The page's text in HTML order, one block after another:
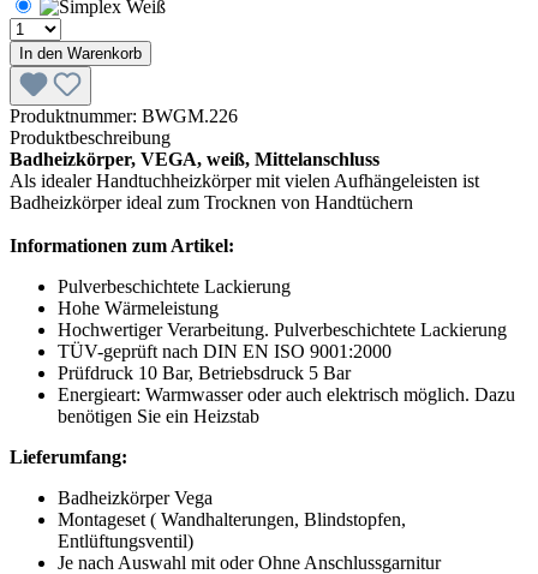
In den Warenkorb
Produktnummer: BWGM.226
Produktbeschreibung
Badheizkörper, VEGA, weiß, Mittelanschluss
Als idealer Handtuchheizkörper mit vielen Aufhängeleisten ist
Badheizkörper ideal zum Trocknen von Handtüchern
Informationen zum Artikel:
Pulverbeschichtete Lackierung
Hohe Wärmeleistung
Hochwertiger Verarbeitung. Pulverbeschichtete Lackierung
TÜV-geprüft nach DIN EN ISO 9001:2000
Prüfdruck 10 Bar, Betriebsdruck 5 Bar
Energieart: Warmwasser oder auch elektrisch möglich. Dazu
benötigen Sie ein Heizstab
Lieferumfang:
Badheizkörper Vega
Montageset ( Wandhalterungen, Blindstopfen,
Entlüftungsventil)
Je nach Auswahl mit oder Ohne Anschlussgarnitur